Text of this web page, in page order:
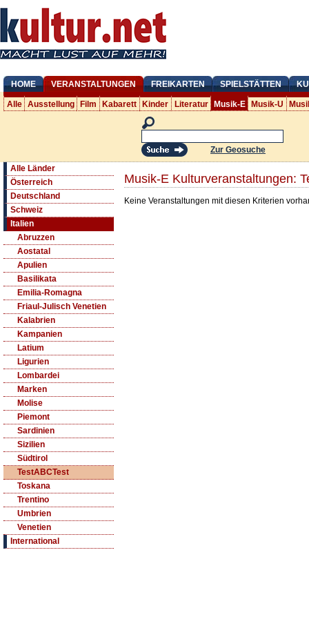
HOME VERANSTALTUNGEN FREIKARTEN SPIELSTÄTTEN
Alle Ausstellung Film Kabarett Kinder Literatur Musik-E Musik-U
Zur Geosuche
Alle Länder
Österreich
Deutschland
Schweiz
Italien
Abruzzen
Aostatal
Apulien
Basilikata
Emilia-Romagna
Friaul-Julisch Venetien
Kalabrien
Kampanien
Latium
Ligurien
Lombardei
Marken
Molise
Piemont
Sardinien
Sizilien
Südtirol
TestABCTest
Toskana
Trentino
Umbrien
Venetien
International
Musik-E Kulturveranstaltungen:
Keine Veranstaltungen mit diesen Kriterien